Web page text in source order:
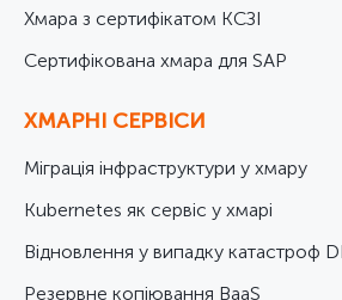
Хмара з сертифікатом КСЗІ
Cертифікована хмара для SAP
ХМАРНІ СЕРВІСИ
Міграція інфраструктури у хмару
Kubernetes як сервіс у хмарі
Відновлення у випадку катастроф
Резервне копіювання BaaS